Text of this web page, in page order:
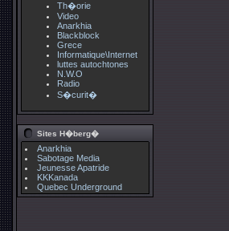
Th�orie
Video
Anarkhia
Blackblock
Grece
Informatique\Internet
luttes autochtones
N.W.O
Radio
S�curit�
Sites H�berg�
Anarkhia
Sabotage Media
Jeunesse Apatride
KKKanada
Quebec Underground